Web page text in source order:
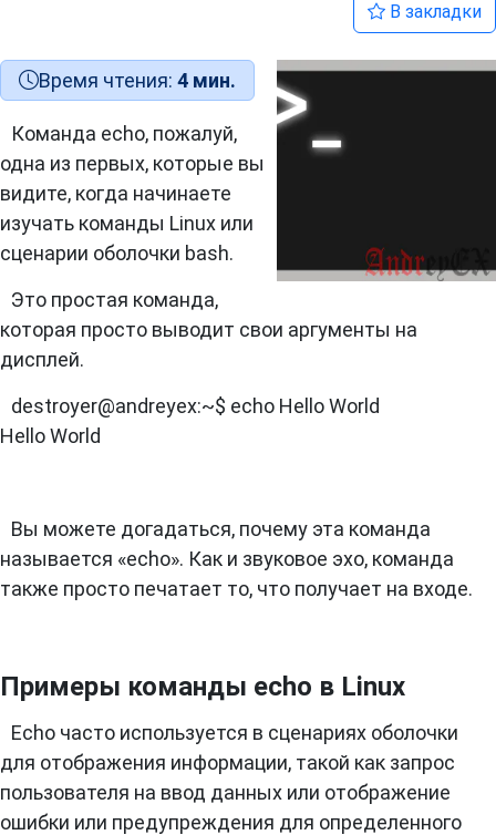
В закладки
Время чтения: 4 мин.
Команда echo, пожалуй,
одна из первых, которые вы
видите, когда начинаете
изучать команды Linux или
сценарии оболочки bash.
Это простая команда,
которая просто выводит свои аргументы на
дисплей.
destroyer@andreyex:~$ echo Hello World
Hello World
Вы можете догадаться, почему эта команда
называется «echo». Как и звуковое эхо, команда
также просто печатает то, что получает на входе.
Примеры команды echo в Linux
Echo часто используется в сценариях оболочки
для отображения информации, такой как запрос
пользователя на ввод данных или отображение
ошибки или предупреждения для определенного